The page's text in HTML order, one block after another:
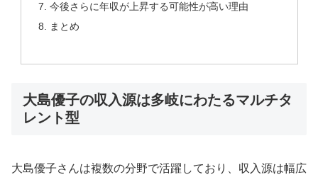
今後さらに年収が上昇する可能性が高い理由
まとめ
大島優子の収入源は多岐にわたるマルチタ
レント型
大島優子さんは複数の分野で活躍しており、収入源は幅広